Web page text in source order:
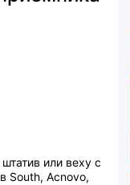
или веху с
South, Acnovo,